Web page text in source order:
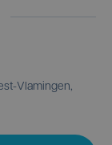
Vlamingen,